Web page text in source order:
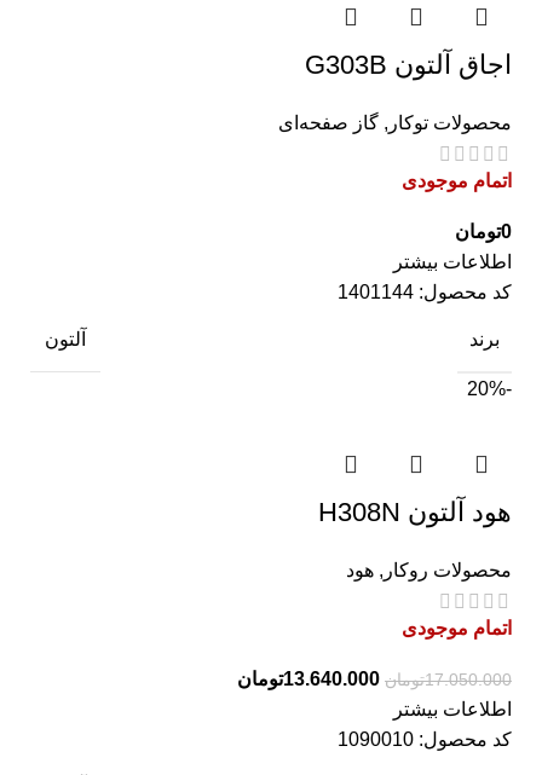
اجاق آلتون G303B
محصولات توکار , گاز صفحه‌ای
اتمام موجودی
0تومان
اطلاعات بیشتر
کد محصول: 1401144
برند آلتون
-20%
هود آلتون H308N
محصولات روکار , هود
اتمام موجودی
17.050.000تومان 13.640.000تومان
اطلاعات بیشتر
کد محصول: 1090010